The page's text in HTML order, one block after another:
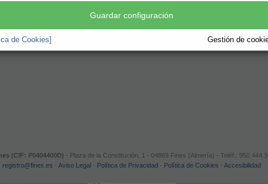
Guardar configuración
de Cookies] Gestión de
(CIF: P0404400D) - Plaza de la Constitución, 1 - 04869 Fines (Almería) - Teléf.:
registro@fines.es - Aviso Legal - Política de Privacidad - Política de Cookies - Accesibilidad